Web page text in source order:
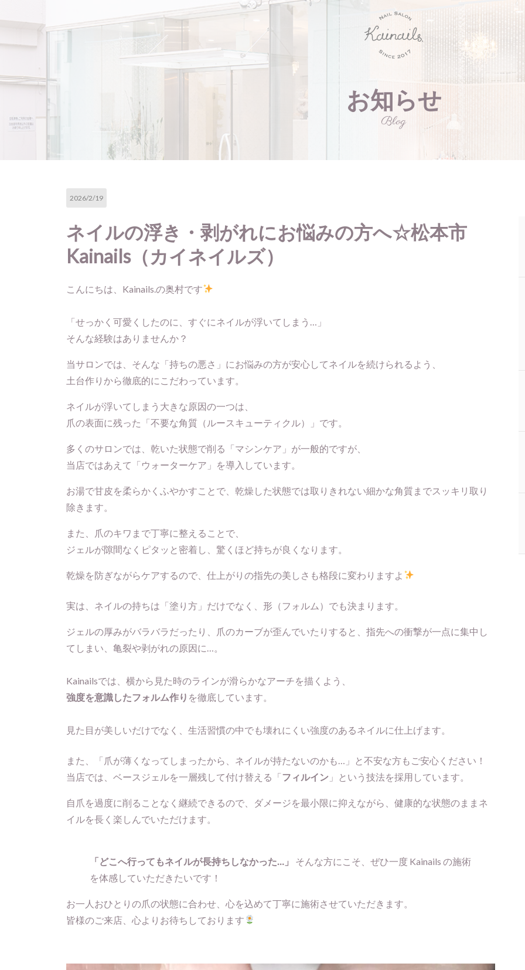
お知らせ
Blog
2026/2/19
ネイルの浮き・剥がれにお悩みの方へ☆松本市
Kainails（カイネイルズ）
こんにちは、Kainails.の奥村です
「せっかく可愛くしたのに、すぐにネイルが浮いてしまう…」
そんな経験はありませんか？
当サロンでは、そんな「持ちの悪さ」にお悩みの方が安心してネイルを続けられるよう、
土台作りから徹底的にこだわっています。
ネイルが浮いてしまう大きな原因の一つは、
爪の表面に残った「不要な角質（ルースキューティクル）」です。
多くのサロンでは、乾いた状態で削る「マシンケア」が一般的ですが、
当店ではあえて「ウォーターケア」を導入しています。
お湯で甘皮を柔らかくふやかすことで、乾燥した状態では取りきれない細かな角質までスッキリ取り
除きます。
また、爪のキワまで丁寧に整えることで、
ジェルが隙間なくピタッと密着し、驚くほど持ちが良くなります。
乾燥を防ぎながらケアするので、仕上がりの指先の美しさも格段に変わりますよ
実は、ネイルの持ちは「塗り方」だけでなく、形（フォルム）でも決まります。
ジェルの厚みがバラバラだったり、爪のカーブが歪んでいたりすると、指先への衝撃が一点に集中し
てしまい、亀裂や剥がれの原因に…。
Kainailsでは、横から見た時のラインが滑らかなアーチを描くよう、
強度を意識したフォルム作り を徹底しています。
見た目が美しいだけでなく、生活習慣の中でも壊れにくい強度のあるネイルに仕上げます。
また、「爪が薄くなってしまったから、ネイルが持たないのかも…」と不安な方もご安心ください！
当店では、ベースジェルを一層残して付け替える「フィルイン 」という技法を採用しています。
自爪を過度に削ることなく継続できるので、ダメージを最小限に抑えながら、健康的な状態のままネ
イルを長く楽しんでいただけます。
「どこへ行ってもネイルが長持ちしなかった…」
そんな方にこそ、ぜひ一度 Kainails の施術
を体感していただきたいです！
お一人おひとりの爪の状態に合わせ、心を込めて丁寧に施術させていただきます。
皆様のご来店、心よりお待ちしております